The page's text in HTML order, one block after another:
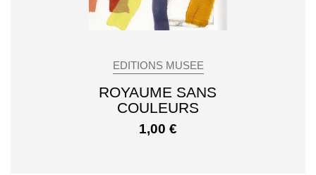
EDITIONS MUSEE
ROYAUME SANS
COULEURS
1,00 €